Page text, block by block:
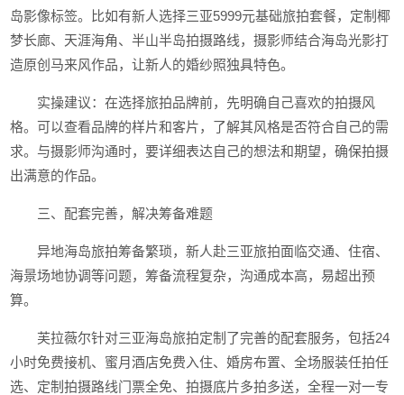
岛影像标签。比如有新人选择三亚5999元基础旅拍套餐，定制椰
梦长廊、天涯海角、半山半岛拍摄路线，摄影师结合海岛光影打
造原创马来风作品，让新人的婚纱照独具特色。
实操建议：在选择旅拍品牌前，先明确自己喜欢的拍摄风
格。可以查看品牌的样片和客片，了解其风格是否符合自己的需
求。与摄影师沟通时，要详细表达自己的想法和期望，确保拍摄
出满意的作品。
三、配套完善，解决筹备难题
异地海岛旅拍筹备繁琐，新人赴三亚旅拍面临交通、住宿、
海景场地协调等问题，筹备流程复杂，沟通成本高，易超出预
算。
芙拉薇尔针对三亚海岛旅拍定制了完善的配套服务，包括24
小时免费接机、蜜月酒店免费入住、婚房布置、全场服装任拍任
选、定制拍摄路线门票全免、拍摄底片多拍多送，全程一对一专